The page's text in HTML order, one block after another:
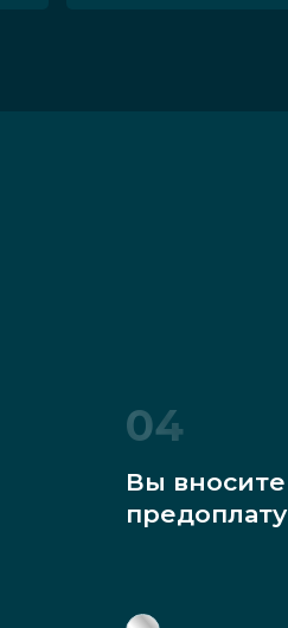
04
Вы вносите
предоплату